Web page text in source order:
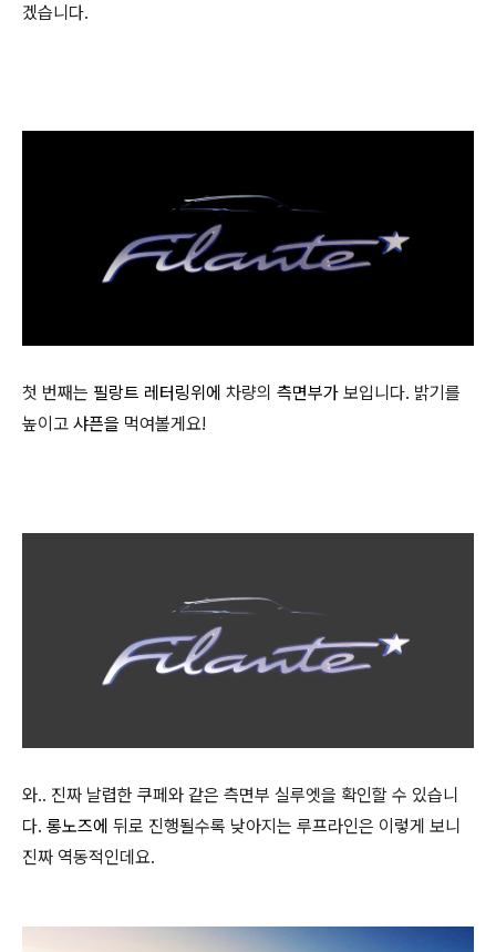
겠습니다.
첫 번째는 필랑트 레터링위에 차량의 측면부가 보입니다. 밝기를
높이고 샤픈을 먹여볼게요!
와.. 진짜 날렵한 쿠페와 같은 측면부 실루엣을 확인할 수 있습니
다. 롱노즈에 뒤로 진행될수록 낮아지는 루프라인은 이렇게 보니
진짜 역동적인데요.